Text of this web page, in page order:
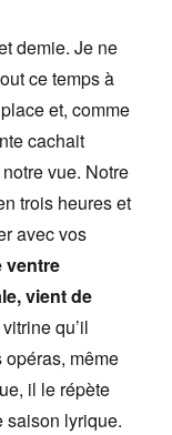
demie. Je ne
ce temps à
et, comme
cachait
vue. Notre
trois heures et
avec vos
ventre
vient de
qu’il
même
il le répète
saison lyrique.